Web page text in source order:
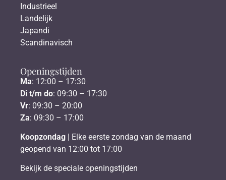
Industrieel
Landelijk
Japandi
Scandinavisch
Openingstijden
Ma: 12:00 – 17:30
Di t/m do: 09:30 – 17:30
Vr: 09:30 – 20:00
Za: 09:30 – 17:00
Koopzondag | Elke eerste zondag van de maand
geopend van 12:00 tot 17:00
Bekijk de speciale openingstijden